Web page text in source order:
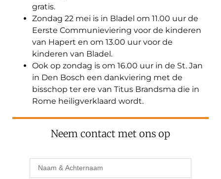
gratis.
Zondag 22 mei is in Bladel om 11.00 uur de
Eerste Communieviering voor de kinderen
van Hapert en om 13.00 uur voor de
kinderen van Bladel.
Ook op zondag is om 16.00 uur in de St. Jan
in Den Bosch een dankviering met de
bisschop ter ere van Titus Brandsma die in
Rome heiligverklaard wordt.
Neem contact met ons op